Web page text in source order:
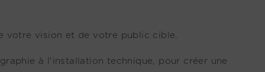
votre vision et de votre public cible.
à l'installation technique, pour créer une